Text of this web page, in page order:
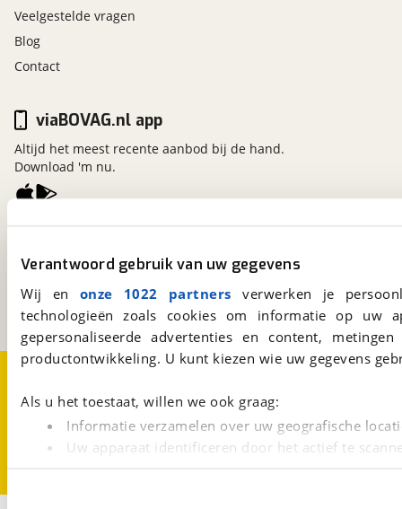
Verantwoord gebruik van uw gegevens
Wij en onze 1022 partners verwerken je
technologieën zoals cookies om informatie op
gepersonaliseerde advertenties en content,
productontwikkeling. U kunt kiezen wie uw gegevens
Als u het toestaat, willen we ook graag:
Informatie verzamelen over uw geografische
Uw apparaat identificeren door het actief te
Veelgestelde vragen
Blog
Contact
Kosterijland15
Bunnik
Een initiatief van
BOVAG
viaBOVAG.nl app
Altijd het meest recente aanbod bij de hand.
Download 'm nu.
Over viaBOVAG.nl
Disclaimer- en Privacyverklaring